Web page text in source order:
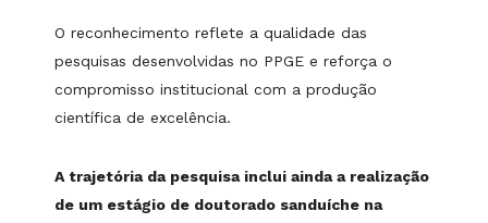
O reconhecimento reflete a qualidade das
pesquisas desenvolvidas no PPGE e reforça o
compromisso institucional com a produção
científica de excelência.
A trajetória da pesquisa inclui ainda a realização
de um estágio de doutorado sanduíche na